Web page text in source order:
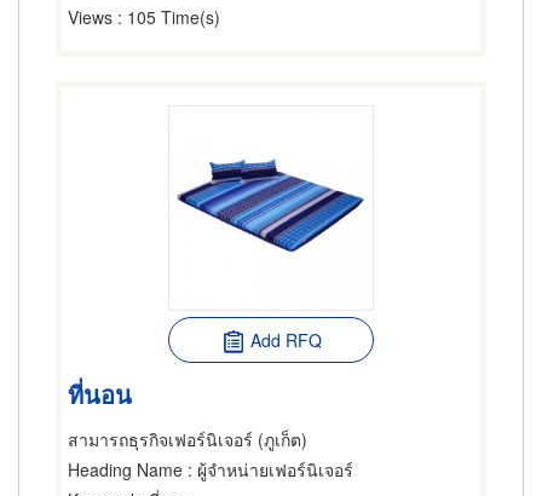
Views : 105 Time(s)
Add RFQ
ที่นอน
สามารถธุรกิจเฟอร์นิเจอร์ (ภูเก็ต)
Heading Name : ผู้จำหน่ายเฟอร์นิเจอร์